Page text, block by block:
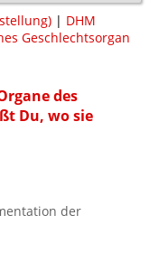
| DHM
Geschlechtsorgan
des
Du, wo sie
der